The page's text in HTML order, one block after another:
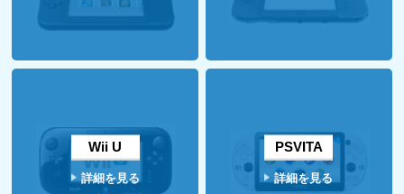
Wii U
詳細を見る
PSVITA
詳細を見る